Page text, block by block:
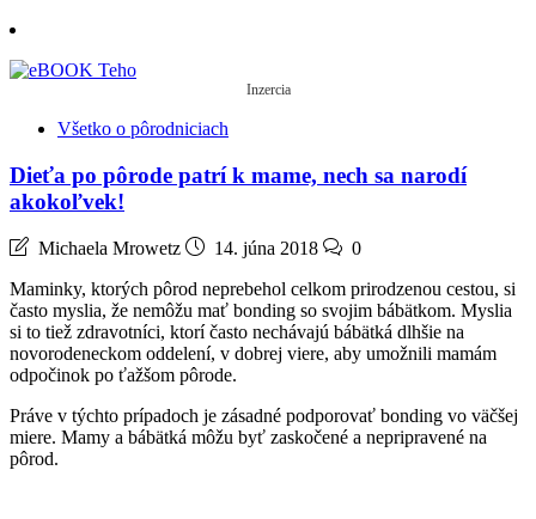
Inzercia
Všetko o pôrodniciach
Dieťa po pôrode patrí k mame, nech sa narodí
akokoľvek!
Michaela Mrowetz 14. júna 2018
0
Maminky, ktorých pôrod neprebehol celkom prirodzenou cestou, si
často myslia, že nemôžu mať bonding so svojim bábätkom. Myslia
si to tiež zdravotníci, ktorí často nechávajú bábätká dlhšie na
novorodeneckom oddelení, v dobrej viere, aby umožnili mamám
odpočinok po ťažšom pôrode.
Práve v týchto prípadoch je zásadné podporovať bonding vo väčšej
miere. Mamy a bábätká môžu byť zaskočené a nepripravené na
pôrod.